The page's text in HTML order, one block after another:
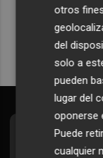
otros
del
solo a
pueden
lugar del
oponerse
Puede
cualquier